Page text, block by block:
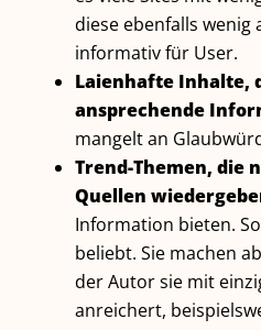
diese ebenfalls wenig
informativ für User.
Laienhafte Inhalte,
ansprechende
mangelt an
Trend-Themen, die
Quellen
Information bieten.
beliebt. Sie machen
der Autor sie mit
anreichert,